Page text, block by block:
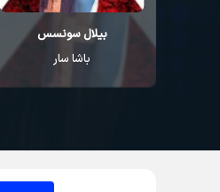
بیلال سونسس
باشا سار